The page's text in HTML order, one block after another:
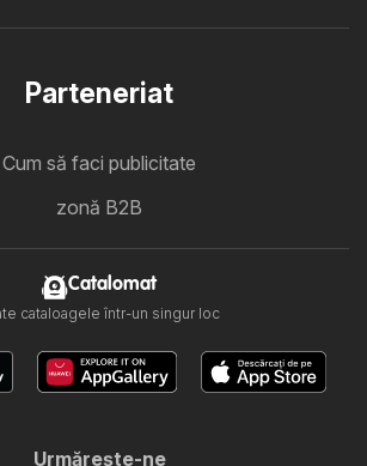
Parteneriat
Cum să faci publicitate
zonă B2B
Catalomat
cataloagele într-un singur loc
Urmăreşte-ne